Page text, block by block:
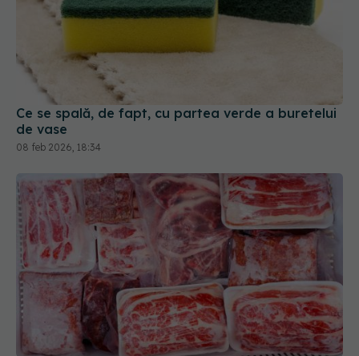
Ce se spală, de fapt, cu partea verde a buretelui
de vase
08 feb 2026, 18:34